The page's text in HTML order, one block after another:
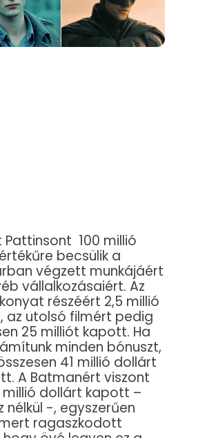
Pattinsont 100 millió
becsülik a
végzett munkájáért
vállalkozásaiért. Az
részéért 2,5 millió
az utolsó filmért pedig
25 milliót kapott. Ha
minden bónuszt,
41 millió dollárt
A Batmanért viszont
millió dollárt kapott –
nélkül -, egyszerűen
ragaszkodott